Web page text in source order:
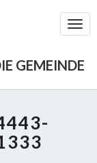
GEMEINDE